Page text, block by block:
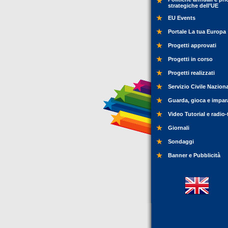
strategiche dell’UE
EU Events
Portale La tua Europa
Progetti approvati
Progetti in corso
Progetti realizzati
Servizio Civile
Guarda, gioca e
Video Tutorial e
Giornali
Sondaggi
Banner e Pubblicità